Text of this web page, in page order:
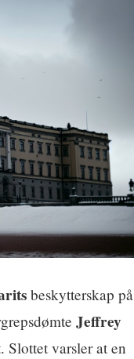
beskytterskap på
Jeffrey
Slottet varsler at en